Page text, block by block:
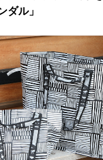
ダル」